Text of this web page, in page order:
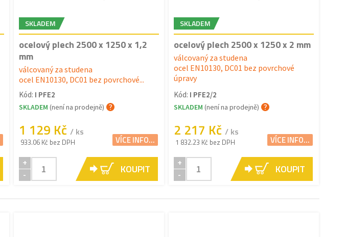
SKLADEM
ocelový plech 2500 x 1250 x 1,2
mm
válcovaný za studena
ocel EN10130, DC01 bez povrchové...
Kód: I PFE2
SKLADEM (není na prodejně)
1 129 Kč / ks
933.06 Kč bez DPH VÍCE INFO...
+
-
KOUPIT
SKLADEM
ocelový plech 2500 x 1250 x 2 mm
válcovaný za studena
ocel EN10130, DC01 bez povrchové
úpravy
Kód: I PFE2/2
SKLADEM (není na prodejně)
2 217 Kč / ks
1 832.23 Kč bez DPH VÍCE INFO...
+
-
KOUPIT